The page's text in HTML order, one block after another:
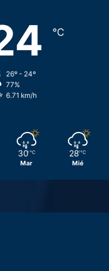
℃
26º - 24º
77%
6.71 km/h
30 ℃
Mar
28 ℃
Mié